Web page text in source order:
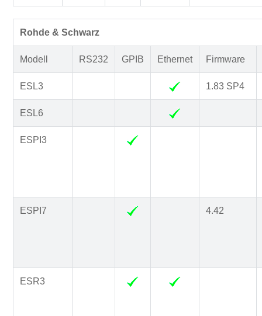
Rohde & Schwarz
Modell RS232 GPIB Ethernet Firmware
ESL3 1.83 SP4
ESL6
ESPI3
ESPI7 4.42
ESR3